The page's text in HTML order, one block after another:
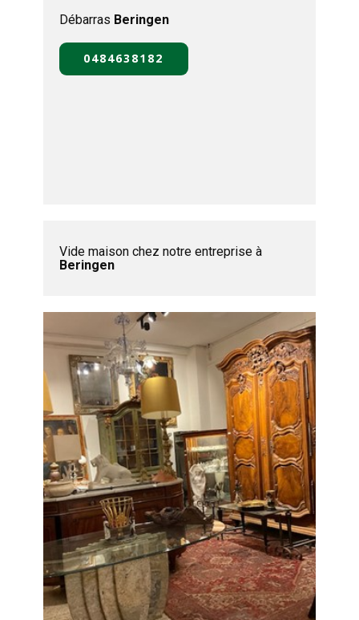
Débarras Beringen
0484638182
Vide maison chez notre entreprise à
Beringen